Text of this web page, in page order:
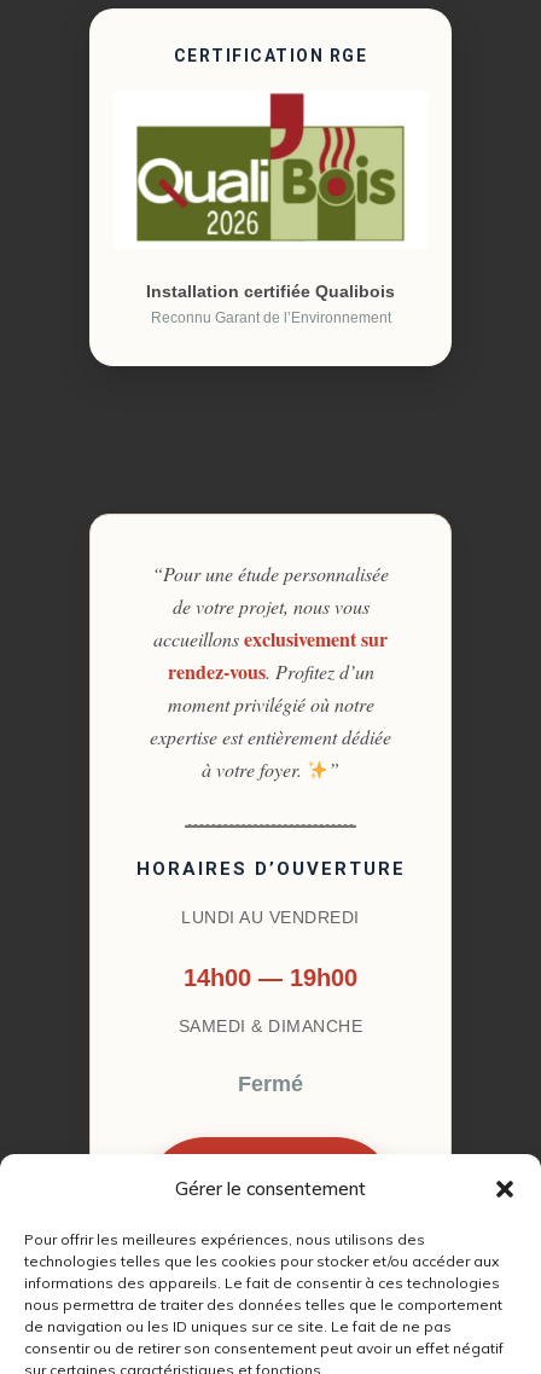
Gérer le consentement
Pour offrir les meilleures expériences, nous utilisons des
technologies telles que les cookies pour stocker et/ou accéder aux
informations des appareils. Le fait de consentir à ces technologies
nous permettra de traiter des données telles que le comportement
de navigation ou les ID uniques sur ce site. Le fait de ne pas
consentir ou de retirer son consentement peut avoir un effet négatif
sur certaines caractéristiques et fonctions.
CERTIFICATION RGE
Installation certifiée Qualibois
Reconnu Garant de l’Environnement
“Pour une étude personnalisée
de votre projet, nous vous
accueillonsexclusivement sur
rendez-vous. Profitez d’un
moment privilégié où notre
expertise est entièrement dédiée
à votre foyer.
”
HORAIRES D’OUVERTURE
LUNDI AU VENDREDI
14h00 — 19h00
SAMEDI & DIMANCHE
Fermé
RENDEZ-VOUS
© 2022 – 2026Autour du Feu 77